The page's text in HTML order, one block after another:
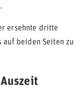
ersehnte dritte
beiden Seiten zu